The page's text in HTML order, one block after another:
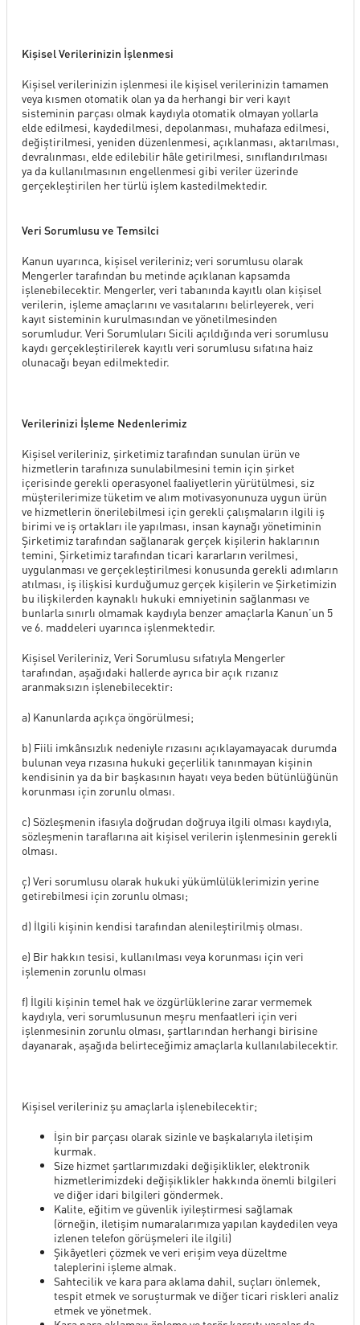
Kişisel Verilerinizin İşlenmesi
Kişisel verilerinizin işlenmesi ile kişisel verilerinizin tamamen
veya kısmen otomatik olan ya da herhangi bir veri kayıt
sisteminin parçası olmak kaydıyla otomatik olmayan yollarla
elde edilmesi, kaydedilmesi, depolanması, muhafaza edilmesi,
değiştirilmesi, yeniden düzenlenmesi, açıklanması, aktarılması,
devralınması, elde edilebilir hâle getirilmesi, sınıflandırılması
ya da kullanılmasının engellenmesi gibi veriler üzerinde
gerçekleştirilen her türlü işlem kastedilmektedir.
Veri Sorumlusu ve Temsilci
Kanun uyarınca, kişisel verileriniz; veri sorumlusu olarak
Mengerler tarafından bu metinde açıklanan kapsamda
işlenebilecektir. Mengerler, veri tabanında kayıtlı olan kişisel
verilerin, işleme amaçlarını ve vasıtalarını belirleyerek, veri
kayıt sisteminin kurulmasından ve yönetilmesinden
sorumludur. Veri Sorumluları Sicili açıldığında veri sorumlusu
kaydı gerçekleştirilerek kayıtlı veri sorumlusu sıfatına haiz
olunacağı beyan edilmektedir.
Verilerinizi İşleme Nedenlerimiz
Kişisel verileriniz, şirketimiz tarafından sunulan ürün ve
hizmetlerin tarafınıza sunulabilmesini temin için şirket
içerisinde gerekli operasyonel faaliyetlerin yürütülmesi, siz
müşterilerimize tüketim ve alım motivasyonunuza uygun ürün
ve hizmetlerin önerilebilmesi için gerekli çalışmaların ilgili iş
birimi ve iş ortakları ile yapılması, insan kaynağı yönetiminin
Şirketimiz tarafından sağlanarak gerçek kişilerin haklarının
temini, Şirketimiz tarafından ticari kararların verilmesi,
uygulanması ve gerçekleştirilmesi konusunda gerekli adımların
atılması, iş ilişkisi kurduğumuz gerçek kişilerin ve Şirketimizin
bu ilişkilerden kaynaklı hukuki emniyetinin sağlanması ve
bunlarla sınırlı olmamak kaydıyla benzer amaçlarla Kanun’un 5
ve 6. maddeleri uyarınca işlenmektedir.
Kişisel Verileriniz, Veri Sorumlusu sıfatıyla Mengerler
tarafından, aşağıdaki hallerde ayrıca bir açık rızanız
aranmaksızın işlenebilecektir:
a) Kanunlarda açıkça öngörülmesi;
b) Fiili imkânsızlık nedeniyle rızasını açıklayamayacak durumda
bulunan veya rızasına hukuki geçerlilik tanınmayan kişinin
kendisinin ya da bir başkasının hayatı veya beden bütünlüğünün
korunması için zorunlu olması.
c) Sözleşmenin ifasıyla doğrudan doğruya ilgili olması kaydıyla,
sözleşmenin taraflarına ait kişisel verilerin işlenmesinin gerekli
olması.
ç) Veri sorumlusu olarak hukuki yükümlülüklerimizin yerine
getirebilmesi için zorunlu olması;
d) İlgili kişinin kendisi tarafından alenileştirilmiş olması.
e) Bir hakkın tesisi, kullanılması veya korunması için veri
işlemenin zorunlu olması
f) İlgili kişinin temel hak ve özgürlüklerine zarar vermemek
kaydıyla, veri sorumlusunun meşru menfaatleri için veri
işlenmesinin zorunlu olması, şartlarından herhangi birisine
dayanarak, aşağıda belirteceğimiz amaçlarla kullanılabilecektir.
Kişisel verileriniz şu amaçlarla işlenebilecektir;
İşin bir parçası olarak sizinle ve başkalarıyla iletişim
kurmak.
Size hizmet şartlarımızdaki değişiklikler, elektronik
hizmetlerimizdeki değişiklikler hakkında önemli bilgileri
ve diğer idari bilgileri göndermek.
Kalite, eğitim ve güvenlik iyileştirmesi sağlamak
(örneğin, iletişim numaralarımıza yapılan kaydedilen veya
izlenen telefon görüşmeleri ile ilgili)
Şikâyetleri çözmek ve veri erişim veya düzeltme
taleplerini işleme almak.
Sahtecilik ve kara para aklama dahil, suçları önlemek,
tespit etmek ve soruşturmak ve diğer ticari riskleri analiz
etmek ve yönetmek.